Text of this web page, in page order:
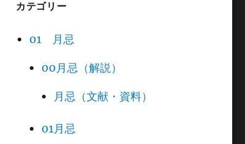
カテゴリー
01 月忌
00月忌（解説）
月忌（文献・資料）
01月忌